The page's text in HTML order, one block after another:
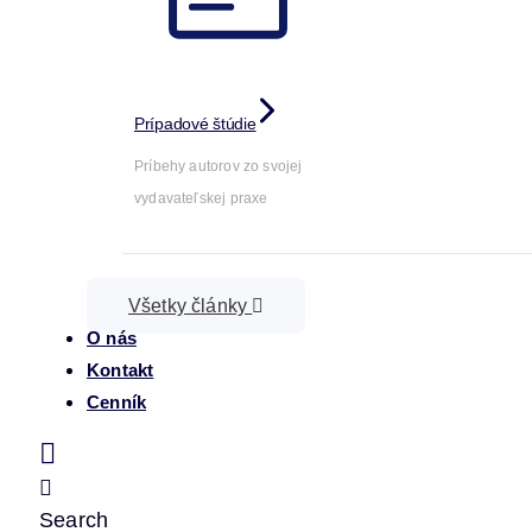
Prípadové štúdie
Príbehy autorov zo svojej
vydavateľskej praxe
Všetky články
O nás
Kontakt
Cenník
Search